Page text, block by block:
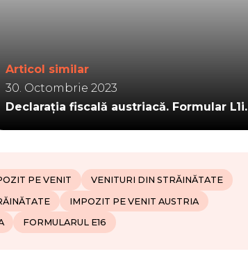
Articol similar
30. Octombrie 2023
Declarația fiscală austriacă. Formular L1i.
PE VENIT VENITURI DIN STRĂINĂTATE
IMPOZIT PE VENIT AUSTRIA
FORMULARUL E16